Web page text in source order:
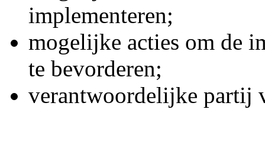
implementeren;
mogelijke acties om de
te bevorderen;
verantwoordelijke partij